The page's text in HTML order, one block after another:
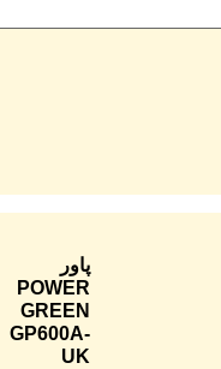
پاور
POWER
GREEN
GP600A-
UK